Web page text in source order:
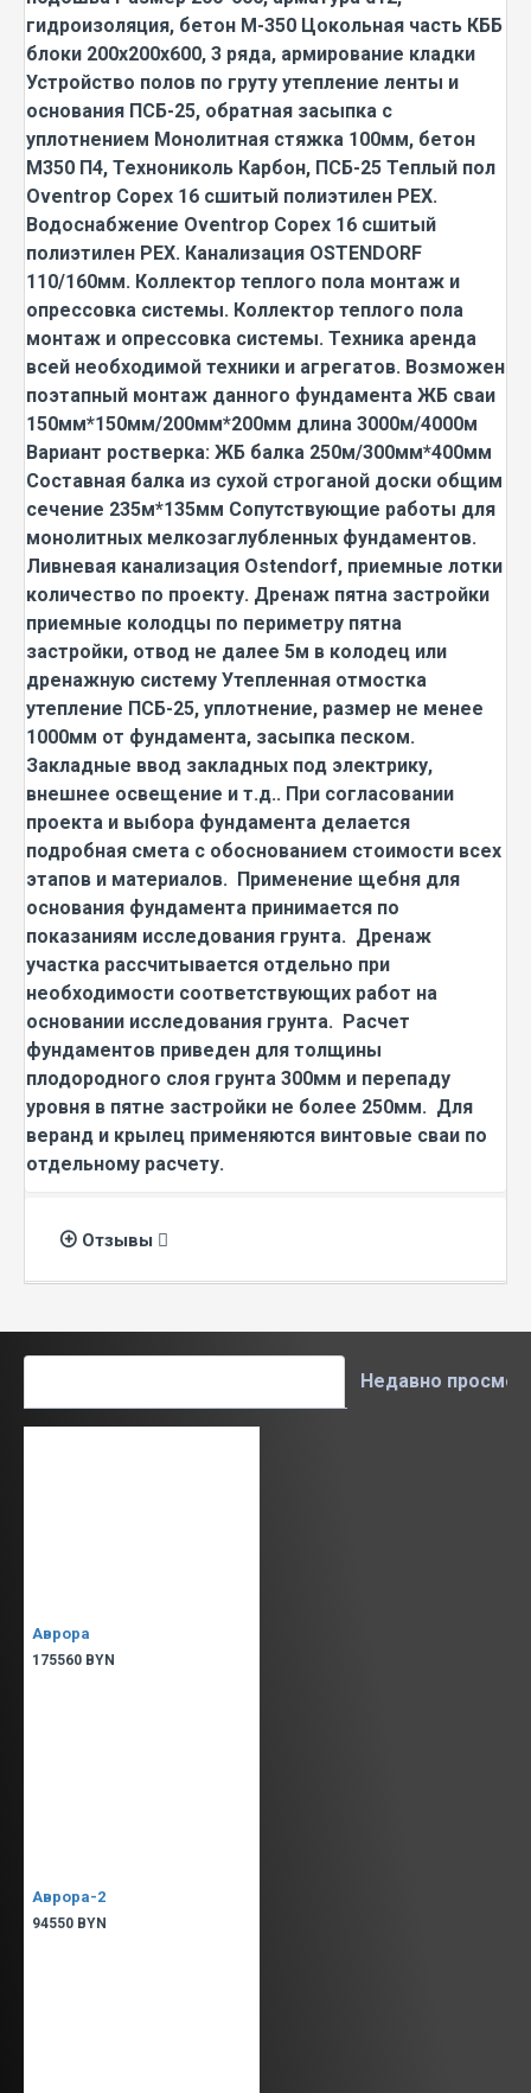
гидроизоляция, бетон М-350 Цокольная часть КББ
блоки 200х200х600, 3 ряда, армирование кладки
Устройство полов по груту утепление ленты и
основания ПСБ-25, обратная засыпка с
уплотнением Монолитная стяжка 100мм, бетон
М350 П4, Технониколь Карбон, ПСБ-25 Теплый пол
Oventrop Copex 16 сшитый полиэтилен PEX.
Водоснабжение Oventrop Copex 16 сшитый
полиэтилен PEX. Канализация OSTENDORF
110/160мм. Коллектор теплого пола монтаж и
опрессовка системы. Коллектор теплого пола
монтаж и опрессовка системы. Техника аренда
всей необходимой техники и агрегатов. Возможен
поэтапный монтаж данного фундамента ЖБ сваи
150мм*150мм/200мм*200мм длина 3000м/4000м
Вариант ростверка: ЖБ балка 250м/300мм*400мм
Составная балка из сухой строганой доски общим
сечение 235м*135мм Сопутствующие работы для
монолитных мелкозаглубленных фундаментов.
Ливневая канализация Ostendorf, приемные лотки
количество по проекту. Дренаж пятна застройки
приемные колодцы по периметру пятна
застройки, отвод не далее 5м в колодец или
дренажную систему Утепленная отмостка
утепление ПСБ-25, уплотнение, размер не менее
1000мм от фундамента, засыпка песком.
Закладные ввод закладных под электрику,
внешнее освещение и т.д.. При согласовании
проекта и выбора фундамента делается
подробная смета с обоснованием стоимости всех
этапов и материалов. Применение щебня для
основания фундамента принимается по
показаниям исследования грунта. Дренаж
участка рассчитывается отдельно при
необходимости соответствующих работ на
основании исследования грунта. Расчет
фундаментов приведен для толщины
плодородного слоя грунта 300мм и перепаду
уровня в пятне застройки не более 250мм. Для
веранд и крылец применяются винтовые сваи по
отдельному расчету.
Отзывы
Недавно
Аврора
175560 BYN
Аврора-2
94550 BYN